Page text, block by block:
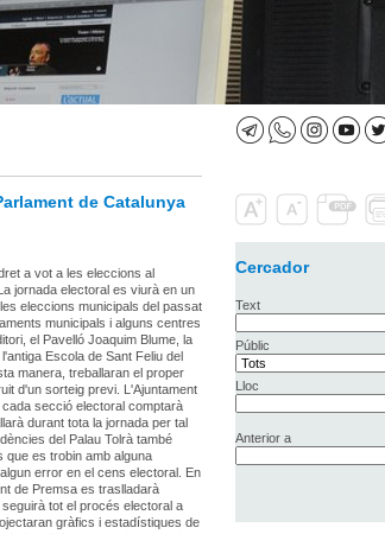
de Catalunya
a vot a les eleccions al
jornada electoral es viurà en un
eleccions municipals del passat
municipals i alguns centres
el Pavelló Joaquim Blume, la
Escola de Sant Feliu del
manera, treballaran el proper
d'un sorteig previ. L'Ajuntament
secció electoral comptarà
durant tota la jornada per tal
del Palau Tolrà també
que es trobin amb alguna
error en el cens electoral. En
de Premsa es traslladarà
tot el procés electoral a
gràfics i estadístiques de
Cercador
Text
Públic
Lloc
Anterior a